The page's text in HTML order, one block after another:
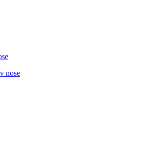
nose